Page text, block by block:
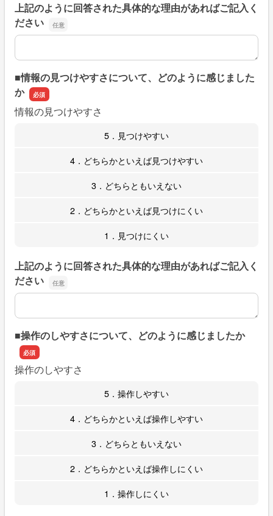
上記のように回答された具体的な理由があればご記入く
ださい
上記のように回答された具体的な理由があればご記入くだ
■情報の見つけやすさについて、どのように感じました
か
情報の見つけやすさ
5．見つけやすい
4．どちらかといえば見つけやすい
3．どちらともいえない
2．どちらかといえば見つけにくい
1．見つけにくい
上記のように回答された具体的な理由があればご記入く
ださい
上記のように回答された具体的な理由があればご記入くだ
■操作のしやすさについて、どのように感じましたか
操作のしやすさ
5．操作しやすい
4．どちらかといえば操作しやすい
3．どちらともいえない
2．どちらかといえば操作しにくい
1．操作しにくい